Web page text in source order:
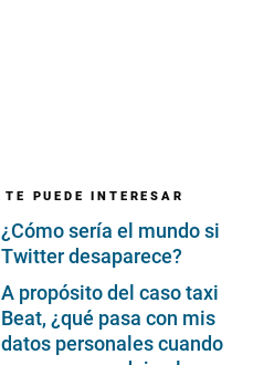
TE PUEDE INTERESAR
¿Cómo sería el mundo si
Twitter desaparece?
A propósito del caso taxi
Beat, ¿qué pasa con mis
datos personales cuando